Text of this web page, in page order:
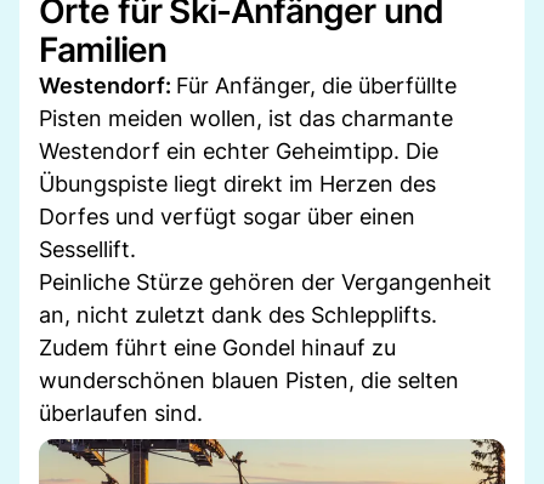
Orte für Ski-Anfänger und
Familien
Westendorf: Für Anfänger, die überfüllte
Pisten meiden wollen, ist das charmante
Westendorf ein echter Geheimtipp. Die
Übungspiste liegt direkt im Herzen des
Dorfes und verfügt sogar über einen
Sessellift.
Peinliche Stürze gehören der Vergangenheit
an, nicht zuletzt dank des Schlepplifts.
Zudem führt eine Gondel hinauf zu
wunderschönen blauen Pisten, die selten
überlaufen sind.